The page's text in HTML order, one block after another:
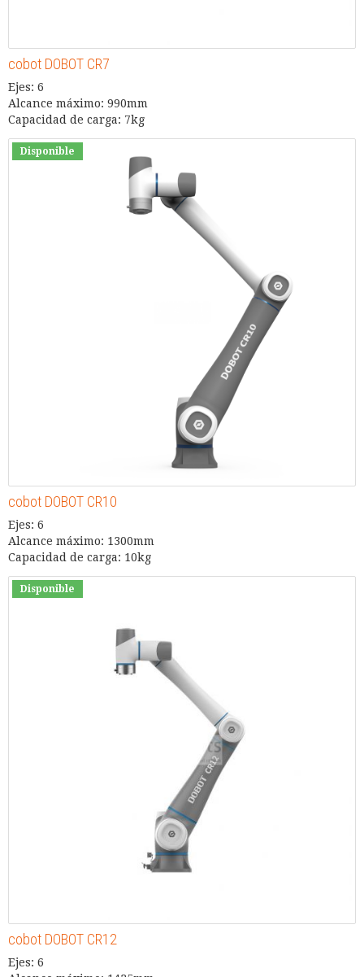
cobot DOBOT CR7
Ejes: 6
Alcance máximo: 990mm
Capacidad de carga: 7kg
Disponible
cobot DOBOT CR10
Ejes: 6
Alcance máximo: 1300mm
Capacidad de carga: 10kg
Disponible
cobot DOBOT CR12
Ejes: 6